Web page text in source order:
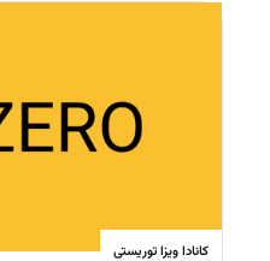
کاناداویزا توریستی